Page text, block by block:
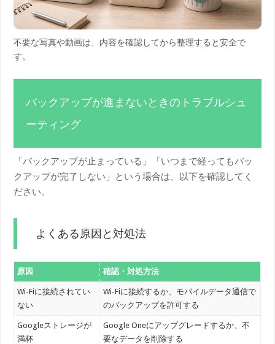
不要な写真や動画は、内容を確認してから整理すると安全で
す。
バックアップが進まないときのトラブルシュ
ーティング
「バックアップが止まっている」「いつまで経ってもバッ
クアップが完了しない」という場合は、以下を確認してく
ださい。
よくある原因と対処法
原因 確認・対処方法
Wi-Fiに接続されてい
ない
Wi-Fiに接続するか、モバイルデータ通信で
のバックアップを許可する
Googleストレージが
満杯
Google Oneにアップグレードするか、不
要なデータを削除する